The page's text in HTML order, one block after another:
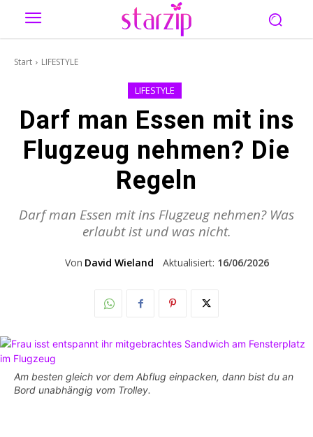
Start LIFESTYLE
LIFESTYLE
Darf man Essen mit ins
Flugzeug nehmen? Die
Regeln
Darf man Essen mit ins Flugzeug nehmen? Was
erlaubt ist und was nicht.
Von David Wieland Aktualisiert: 16/06/2026
Am besten gleich vor dem Abflug einpacken, dann bist du an
Bord unabhängig vom Trolley.